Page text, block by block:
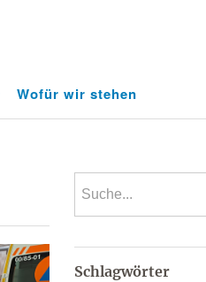
Wofür wir stehen
Schlagwörter